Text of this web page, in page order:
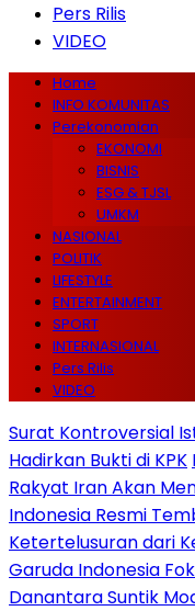
Pers Rilis
VIDEO
Home
INFO KOMUNITAS
Perekonomian
EKONOMI
BISNIS
ESG & TJSL
UMKM
NASIONAL
POLITIK
LIFESTYLE
ENTERTAINMENT
SPORT
INTERNASIONAL
Pers Rilis
VIDEO
Surat Kontroversial
Hadirkan Bukti di KPK
Rakyat Iran Akan
Indonesia Resmi
Ketertelusuran dari
Garuda Indonesia
Danantara Suntik